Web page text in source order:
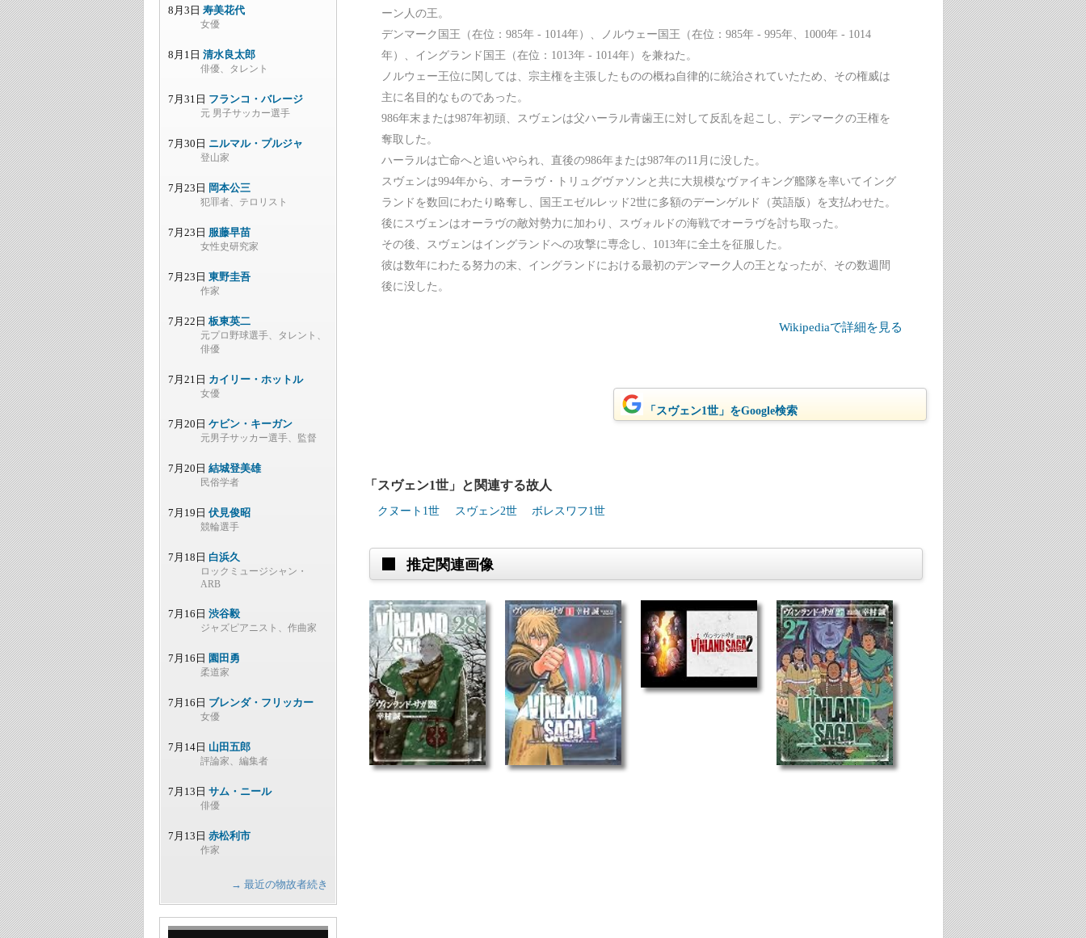
ーン人の王。
デンマーク国王（在位：985年 - 1014年）、ノルウェー国王（在位：985年 - 995年、1000年 - 1014
年）、イングランド国王（在位：1013年 - 1014年）を兼ねた。
ノルウェー王位に関しては、宗主権を主張したものの概ね自律的に統治されていたため、その権威は
主に名目的なものであった。
986年末または987年初頭、スヴェンは父ハーラル青歯王に対して反乱を起こし、デンマークの王権を
奪取した。
ハーラルは亡命へと追いやられ、直後の986年または987年の11月に没した。
スヴェンは994年から、オーラヴ・トリュグヴァソンと共に大規模なヴァイキング艦隊を率いてイング
ランドを数回にわたり略奪し、国王エゼルレッド2世に多額のデーンゲルド（英語版）を支払わせた。
後にスヴェンはオーラヴの敵対勢力に加わり、スヴォルドの海戦でオーラヴを討ち取った。
その後、スヴェンはイングランドへの攻撃に専念し、1013年に全土を征服した。
彼は数年にわたる努力の末、イングランドにおける最初のデンマーク人の王となったが、その数週間
後に没した。
Wikipediaで詳細を見る
「スヴェン1世」をGoogle検索
「スヴェン1世」と関連する故人
クヌート1世 スヴェン2世 ボレスワフ1世
推定関連画像
8月3日 寿美花代
女優
8月1日 清水良太郎
俳優、タレント
7月31日 フランコ・バレージ
元 男子サッカー選手
7月30日 ニルマル・プルジャ
登山家
7月23日 岡本公三
犯罪者、テロリスト
7月23日 服藤早苗
女性史研究家
7月23日 東野圭吾
作家
7月22日 板東英二
元プロ野球選手、タレント、
俳優
7月21日 カイリー・ホットル
女優
7月20日 ケビン・キーガン
元男子サッカー選手、監督
7月20日 結城登美雄
民俗学者
7月19日 伏見俊昭
競輪選手
7月18日 白浜久
ロックミュージシャン・
ARB
7月16日 渋谷毅
ジャズピアニスト、作曲家
7月16日 園田勇
柔道家
7月16日 ブレンダ・フリッカー
女優
7月14日 山田五郎
評論家、編集者
7月13日 サム・ニール
俳優
7月13日 赤松利市
作家
→ 最近の物故者続き